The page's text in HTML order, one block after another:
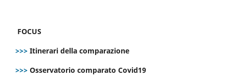
FOCUS
>>> Itinerari della comparazione
>>> Osservatorio comparato Covid19